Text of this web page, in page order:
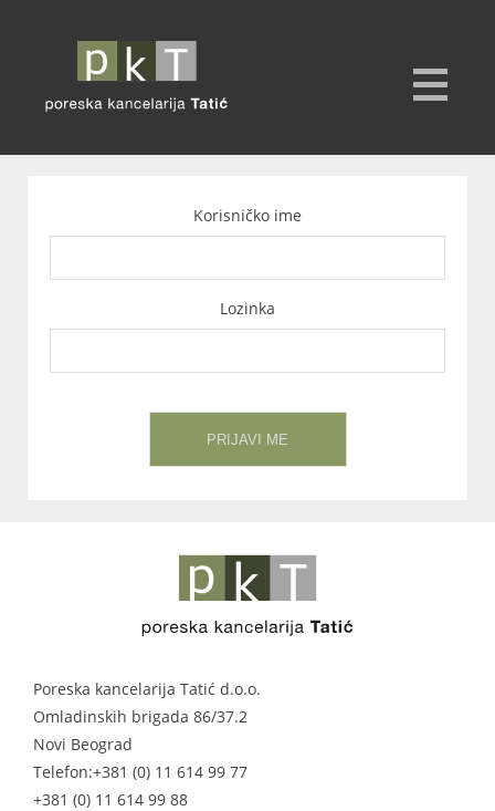
Korisničko ime
Lozinka
Poreska kancelarija Tatić d.o.o.
Omladinskih brigada 86/37.2
Novi Beograd
Telefon:+381 (0) 11 614 99 77
+381 (0) 11 614 99 88